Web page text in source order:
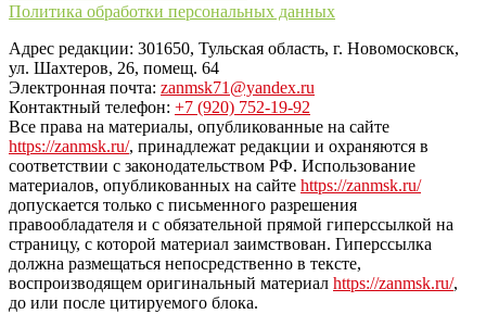
Политика обработки персональных данных
Адрес редакции: 301650, Тульская область, г. Новомосковск,
ул. Шахтеров, 26, помещ. 64
Электронная почта: zanmsk71@yandex.ru
Контактный телефон: +7 (920) 752-19-92
Все права на материалы, опубликованные на сайте
https://zanmsk.ru/, принадлежат редакции и охраняются в
соответствии с законодательством РФ. Использование
материалов, опубликованных на сайте https://zanmsk.ru/
допускается только с письменного разрешения
правообладателя и с обязательной прямой гиперссылкой на
страницу, с которой материал заимствован. Гиперссылка
должна размещаться непосредственно в тексте,
воспроизводящем оригинальный материал https://zanmsk.ru/,
до или после цитируемого блока.